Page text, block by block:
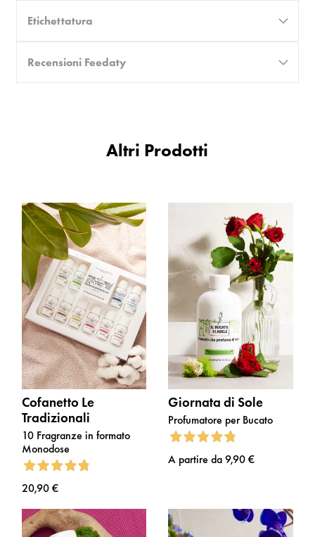
Etichettatura
Recensioni Feedaty
Altri Prodotti
Cofanetto Le
Tradizionali
10 Fragranze in formato
Monodose
20,90 €
Giornata di Sole
Profumatore per Bucato
A partire da 9,90 €